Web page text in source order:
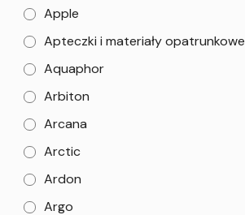
Apple
Apteczki i materiały opatrunkowe
Aquaphor
Arbiton
Arcana
Arctic
Ardon
Argo